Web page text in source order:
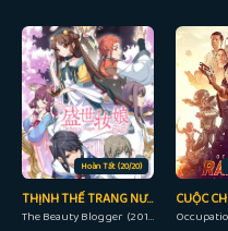
Hoàn Tất (20/20)
THỊNH THẾ TRANG NƯƠNG
The Beauty Blogger (2018)